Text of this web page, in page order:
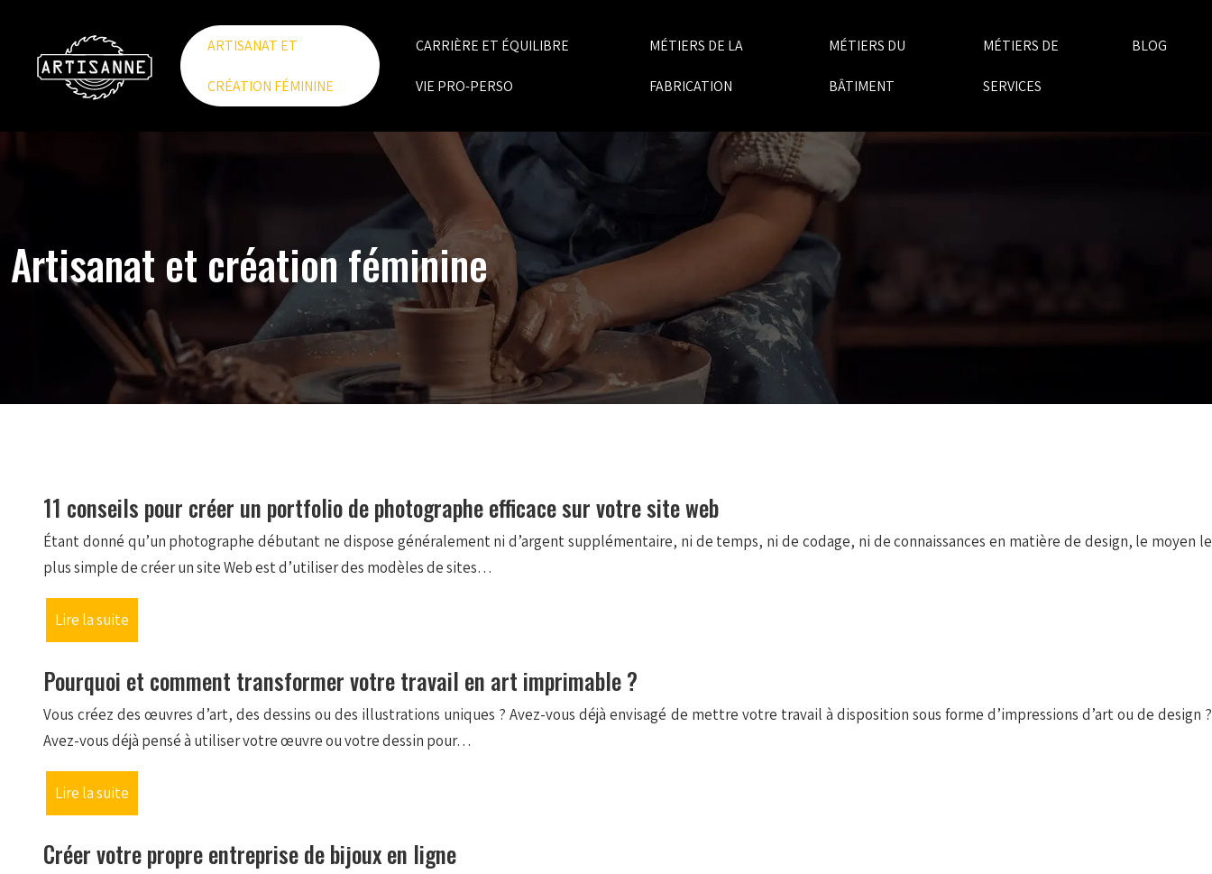
ARTISANAT ET
CRÉATION FÉMININE
CARRIÈRE ET ÉQUILIBRE
VIE PRO-PERSO
MÉTIERS DE LA
FABRICATION
MÉTIERS DU
BÂTIMENT
MÉTIERS DE
SERVICES
BLOG
Artisanat et création féminine
11 conseils pour créer un portfolio de photographe efficace sur votre site web
Étant donné qu’un photographe débutant ne dispose généralement ni d’argent supplémentaire, ni de temps, ni de codage, ni de connaissances en matière de design, le moyen le
plus simple de créer un site Web est d’utiliser des modèles de sites…
Lire la suite
Pourquoi et comment transformer votre travail en art imprimable ?
Vous créez des œuvres d’art, des dessins ou des illustrations uniques ? Avez-vous déjà envisagé de mettre votre travail à disposition sous forme d’impressions d’art ou de design ?
Avez-vous déjà pensé à utiliser votre œuvre ou votre dessin pour…
Lire la suite
Créer votre propre entreprise de bijoux en ligne